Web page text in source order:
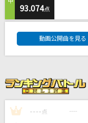
[生音]プロローグ
歩いて帰ろう
斉藤和義
未完成
家入レオ
花束
93.074点
動画公開曲を見る
1 ---- 点 ----